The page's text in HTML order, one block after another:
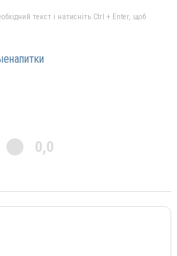
текст і натисніть Ctrl + Enter, щоб
0,0